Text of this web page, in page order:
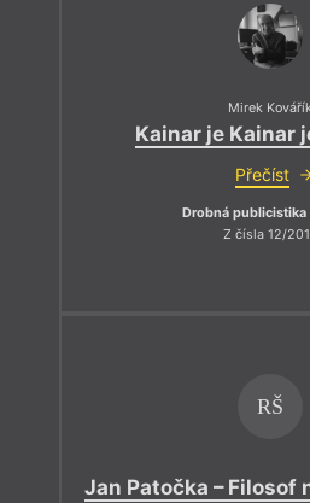
Mirek Kovářík
Kainar je Kainar
Přečíst
Drobná publicistika
Z čísla 12/
RŠ
Jan Patočka – Filosof